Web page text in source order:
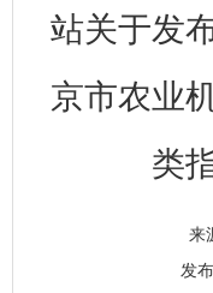
站关于发
京市农业
类
来
发